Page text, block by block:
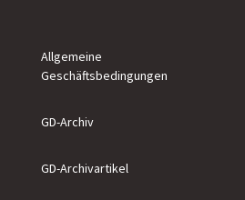
Allgemeine
Geschäftsbedingungen
GD-Archiv
GD-Archivartikel